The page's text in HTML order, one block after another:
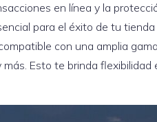
en línea y la
para el éxito de tu tienda
con una amplia
Esto te brinda